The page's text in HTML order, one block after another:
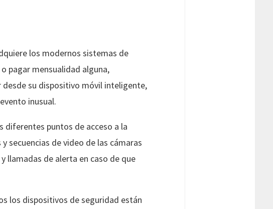
los modernos sistemas de
pagar mensualidad alguna,
su dispositivo móvil inteligente,
inusual.
puntos de acceso a la
secuencias de video de las cámaras
llamadas de alerta en caso de que
los dispositivos de seguridad están